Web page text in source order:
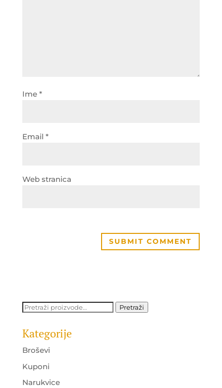
Ime *
Email *
Web stranica
Pretraži: Pretraži
Kategorije
Broševi
Kuponi
Narukvice